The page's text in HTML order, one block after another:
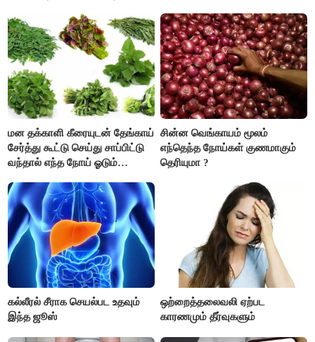
பொறுப்புகளை ஒப்படைப்பதில்
கவனம் தேவை..!
மன தக்காளி கீரையுடன் தேங்காய்
சேர்த்து கூட்டு செய்து சாப்பிட்டு
வந்தால் எந்த நோய் ஓடும்
சின்ன வெங்காயம் மூலம்
எந்தெந்த நோய்கள் குணமாகும்
தெரியுமா ?
கல்லீரல் சீராக செயல்பட உதவும்
இந்த ஜூஸ்
ஒற்றைத்தலைவலி ஏற்பட
காரணமும் தீர்வுகளும்